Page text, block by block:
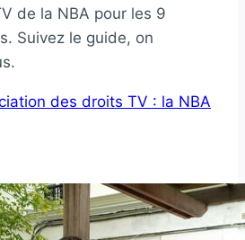
de la NBA pour les 9
Suivez le guide, on
des droits TV : la NBA